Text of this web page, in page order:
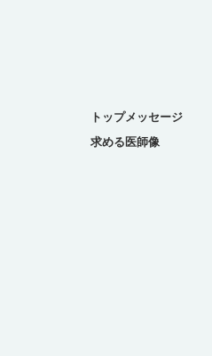
トップメッセージ
求める医師像